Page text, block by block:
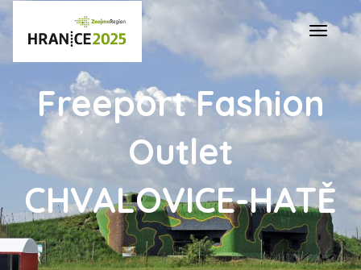
Freeport Fashion
Outlet
CHVALOVICE-HATĚ